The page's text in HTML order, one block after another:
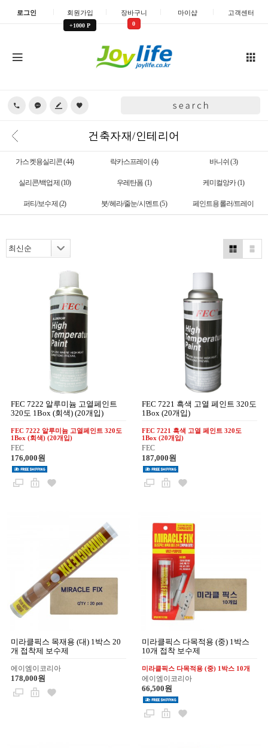
로그인 회원가입
+1000 P
장바구니
0
마이샵 고객센터
건축자재/인테리어
가스켓용실리콘(44) 락카스프레이 (4) 바니쉬(3)
실리콘/백업제 (10) 우레탄폼 (1) 케미컬앙카(1)
퍼티/보수제 (2) 붓/헤라/줄눈/시멘트(5) 페인트용롤러/트레이
FEC 7222 알루미늄 고열페인트
320도 1Box (회색) (20개입)
FEC 7222 알루미늄 고열페인트 320도
1Box (회색) (20개입)
FEC
176,000원
FEC 7221 흑색 고열 페인트 320도
1Box (20개입)
FEC 7221 흑색 고열 페인트 320도
1Box (20개입)
FEC
187,000원
미라클픽스 목재용 (대) 1박스 20
개 접착제 보수제
에이엠이코리아
178,000원
미라클픽스 다목적용 (중) 1박스
10개 접착 보수제
미라클픽스 다목적용 (중) 1박스 10개
에이엠이코리아
66,500원